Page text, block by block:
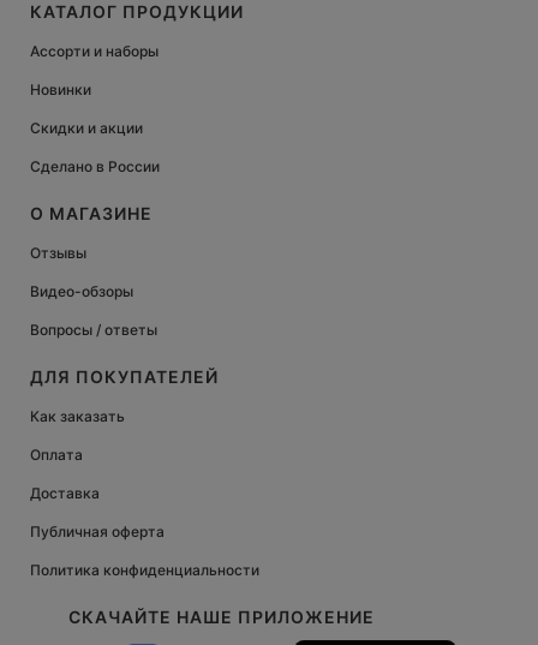
СКАЧАЙТЕ НАШЕ ПРИЛОЖЕНИЕ
КАТАЛОГ ПРОДУКЦИИ
Ассорти и наборы
Новинки
Скидки и акции
Сделано в России
О МАГАЗИНЕ
Отзывы
Видео-обзоры
Вопросы / ответы
ДЛЯ ПОКУПАТЕЛЕЙ
Как заказать
Оплата
Доставка
Публичная оферта
Политика конфиденциальности